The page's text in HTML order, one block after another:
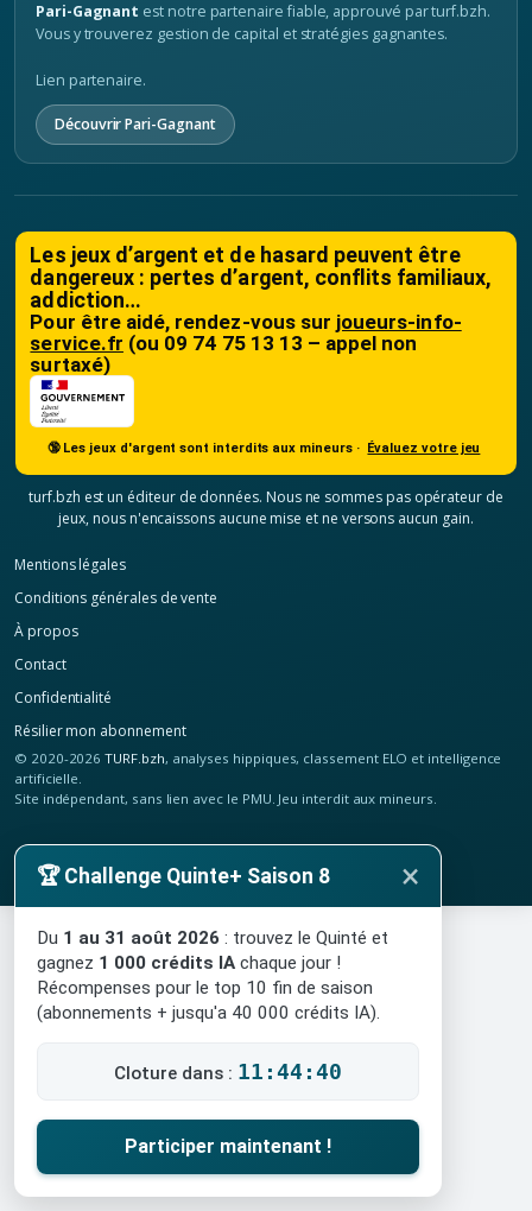
Pari-Gagnant est notre partenaire fiable, approuvé par turf.bzh.
Vous y trouverez gestion de capital et stratégies gagnantes.
Lien partenaire.
Découvrir Pari-Gagnant
Les jeux d’argent et de hasard peuvent être
dangereux : pertes d’argent, conflits familiaux,
addiction…
Pour être aidé, rendez-vous sur joueurs-info-
service.fr (ou 09 74 75 13 13 – appel non
surtaxé)
🔞 Les jeux d'argent sont interdits aux mineurs · Évaluez votre jeu
turf.bzh est un éditeur de données. Nous ne sommes pas opérateur de
jeux, nous n'encaissons aucune mise et ne versons aucun gain.
Mentions légales
Conditions générales de vente
À propos
Contact
Confidentialité
Résilier mon abonnement
© 2020-2026TURF.bzh, analyses hippiques, classement ELO et intelligence
artificielle.
Site indépendant, sans lien avec le PMU. Jeu interdit aux mineurs.
🏆 Challenge Quinte+ Saison 8 ×
Du 1 au 31 août 2026 : trouvez le Quinté et
gagnez 1 000 crédits IA chaque jour !
Récompenses pour le top 10 fin de saison
(abonnements + jusqu'a 40 000 crédits IA).
Cloture dans : 11:44:39
Participer maintenant !